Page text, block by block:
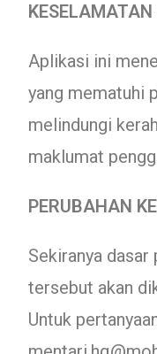
Aplikasi ini
yang mematuhi
melindungi
maklumat
PERUBAHAN
Sekiranya dasar
tersebut akan
Untuk